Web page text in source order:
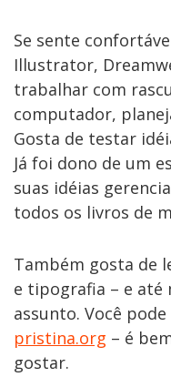
Se sente
Illustrator,
trabalhar com
computador,
Gosta de testar
Já foi dono de um
suas idéias
todos os livros de
Também gosta de
e tipografia – e até
assunto. Você
pristina.org – é
gostar.